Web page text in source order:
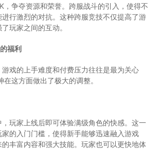
，争夺资源和荣誉。跨服战斗的引入，使得不
行激烈的对抗。这种跨服竞技不仅提高了游
玩家之间的互动。
福利
戏的上手难度和付费压力往往是最为关心
这方面做出了极大的调整。
玩家上线后即可体验满级角色的快感。这一
的入门门槛，使得新手能够迅速融入游戏
丰富内容和强大技能。玩家也可以更快地体